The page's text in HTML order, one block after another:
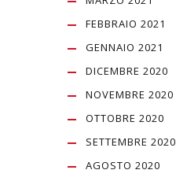
FEBBRAIO 2021
GENNAIO 2021
DICEMBRE 2020
NOVEMBRE 2020
OTTOBRE 2020
SETTEMBRE 2020
AGOSTO 2020